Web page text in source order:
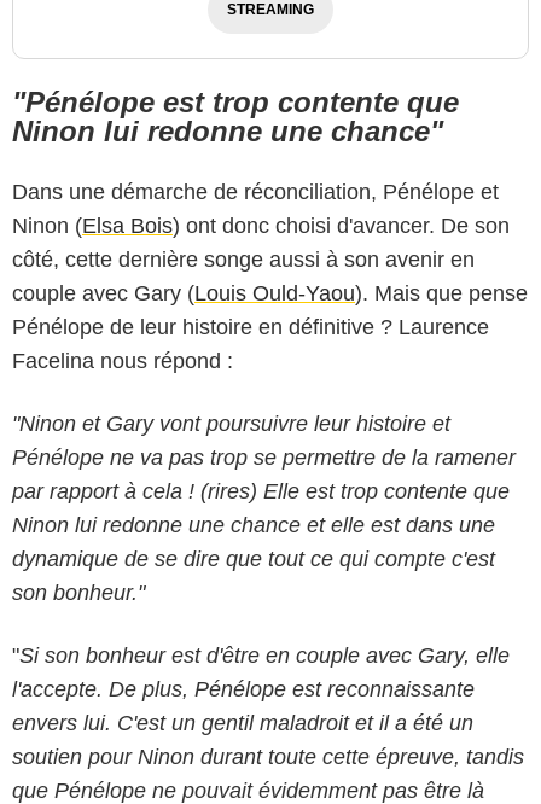
STREAMING
"Pénélope est trop contente que
Ninon lui redonne une chance"
Dans une démarche de réconciliation, Pénélope et
Ninon (Elsa Bois) ont donc choisi d'avancer. De son
côté, cette dernière songe aussi à son avenir en
couple avec Gary (Louis Ould-Yaou). Mais que pense
Pénélope de leur histoire en définitive ? Laurence
Facelina nous répond :
"Ninon et Gary vont poursuivre leur histoire et
Pénélope ne va pas trop se permettre de la ramener
par rapport à cela ! (rires) Elle est trop contente que
Ninon lui redonne une chance et elle est dans une
dynamique de se dire que tout ce qui compte c'est
son bonheur."
"Si son bonheur est d'être en couple avec Gary, elle
l'accepte. De plus, Pénélope est reconnaissante
envers lui. C'est un gentil maladroit et il a été un
soutien pour Ninon durant toute cette épreuve, tandis
que Pénélope ne pouvait évidemment pas être là